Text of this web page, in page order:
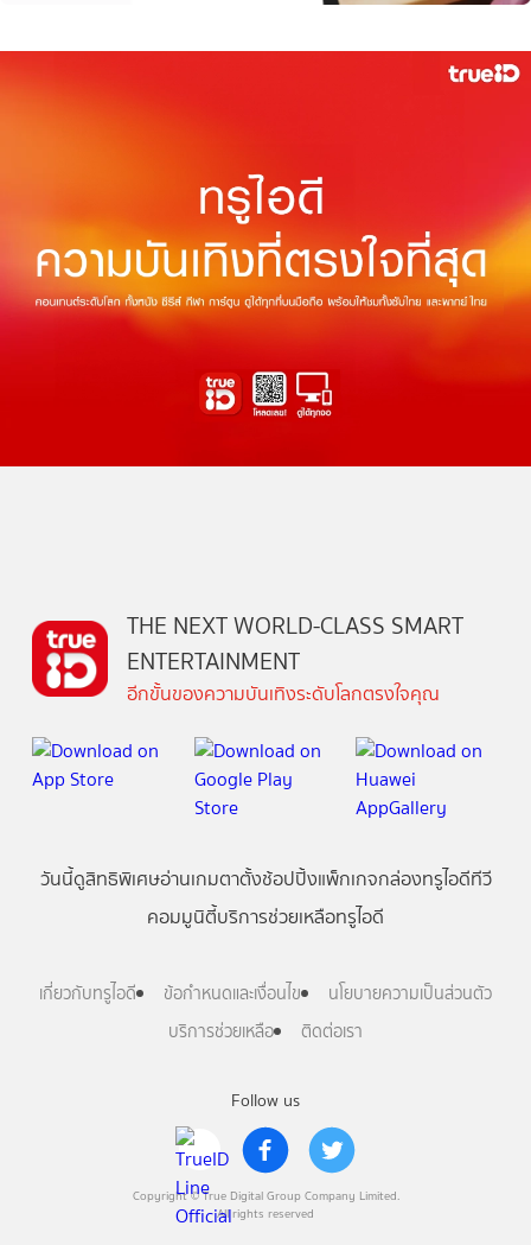
Follow us
Copyright © True Digital Group Company Limited.
All rights reserved
THE NEXT WORLD-CLASS SMART
ENTERTAINMENT
อีกขั้นของความบันเทิงระดับโลกตรงใจคุณ
วันนี้ดูสิทธิพิเศษอ่านเกมตาตั้งช้อปปิ้งแพ็กเกจกล่องทรูไอดีทีวี
คอมมูนิตี้บริการช่วยเหลือทรูไอดี
เกี่ยวกับทรูไอดี ข้อกำหนดและเงื่อนไข
นโยบายความเป็นส่วนตัว
บริการช่วยเหลือ
ติดต่อเรา